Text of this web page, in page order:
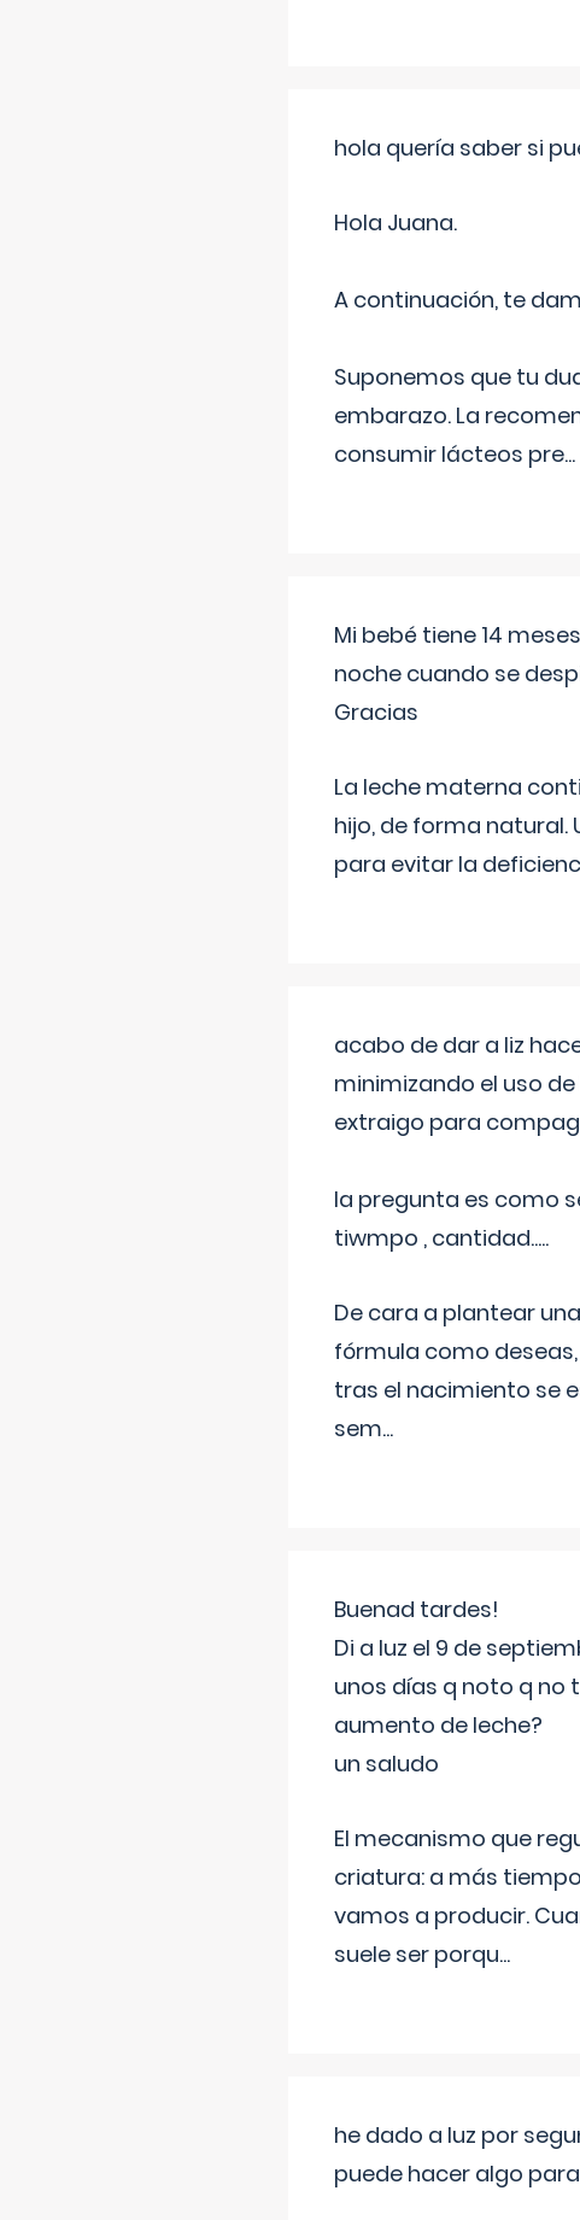
hola quería saber si
Hola Juana.
A continuación, te
Suponemos que tu
embarazo. La
consumir lácteos pre...
Mi bebé tiene 14
noche cuando se
Gracias
La leche materna
hijo, de forma natural.
para evitar la
acabo de dar a liz
minimizando el uso
extraigo para
la pregunta es como
tiwmpo , cantidad.....
De cara a plantear
fórmula como
tras el nacimiento se
sem...
Buenad tardes!
Di a luz el 9 de
unos días q noto q no
aumento de leche?
un saludo
El mecanismo que
criatura: a más
vamos a producir.
suele ser porqu...
he dado a luz por
puede hacer algo